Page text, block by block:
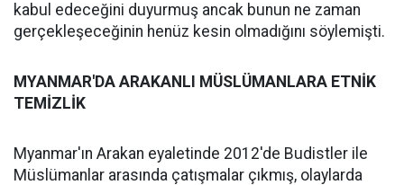
kabul edeceğini duyurmuş ancak bunun ne zaman
gerçekleşeceğinin henüz kesin olmadığını söylemişti.
MYANMAR'DA ARAKANLI MÜSLÜMANLARA ETNİK
TEMİZLİK
Myanmar'ın Arakan eyaletinde 2012'de Budistler ile
Müslümanlar arasında çatışmalar çıkmış, olaylarda